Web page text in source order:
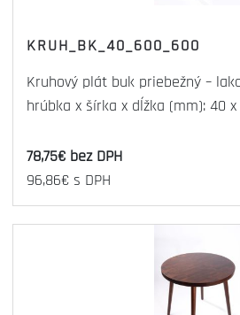
KRUH_BK_40_600_600
Kruhový plát buk priebežný –
hrúbka x šírka x dĺžka (mm): 40
78,75€ bez DPH
96,86€ s DPH